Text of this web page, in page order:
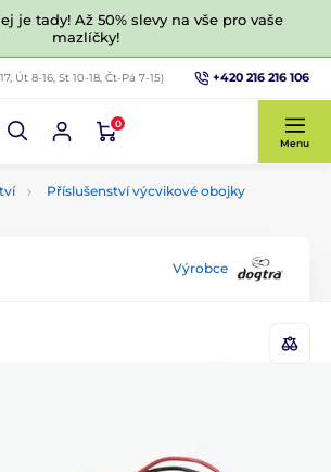
je tady! Až 50% slevy na vše pro vaše
mazlíčky!
Út 8-16, St 10-18, Čt-Pá 7-15) +420 216 216 106
0
Menu
Příslušenství výcvikové obojky
Výrobce